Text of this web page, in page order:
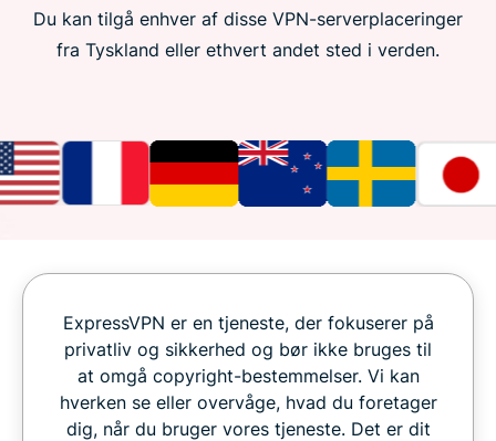
Du kan tilgå enhver af disse VPN-serverplaceringer
fra Tyskland eller ethvert andet sted i verden.
ExpressVPN er en tjeneste, der fokuserer på
privatliv og sikkerhed og bør ikke bruges til
at omgå copyright-bestemmelser. Vi kan
hverken se eller overvåge, hvad du foretager
dig, når du bruger vores tjeneste. Det er dit